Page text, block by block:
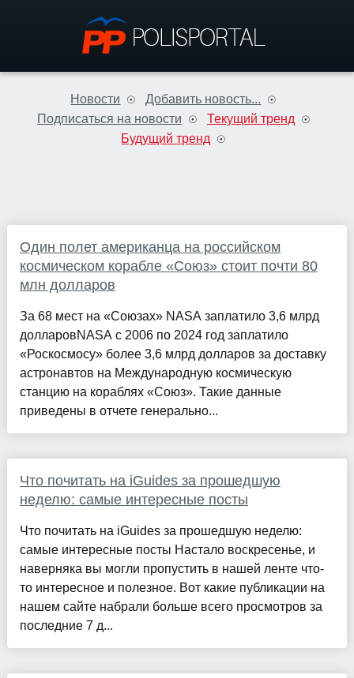
Новости
Добавить новость...
Подписаться на новости
Текущий тренд
Будущий тренд
Один полет американца на российском
космическом корабле «Союз» стоит почти 80
млн долларов
За 68 мест на «Союзах» NASA заплатило 3,6 млрд
долларовNASA с 2006 по 2024 год заплатило
«Роскосмосу» более 3,6 млрд долларов за доставку
астронавтов на Международную космическую
станцию на кораблях «Союз». Такие данные
приведены в отчете генерально...
Что почитать на iGuides за прошедшую
неделю: самые интересные посты
Что почитать на iGuides за прошедшую неделю:
самые интересные посты Настало воскресенье, и
наверняка вы могли пропустить в нашей ленте что-
то интересное и полезное. Вот какие публикации на
нашем сайте набрали больше всего просмотров за
последние 7 д...